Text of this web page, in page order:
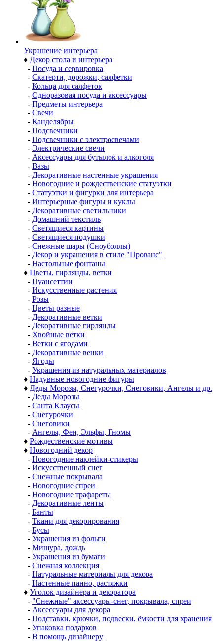
Украшение интерьера
♦ Декор стола и интерьера
- Посуда и сервировка
- Скатерти, дорожки, салфетки
- Кольца для салфеток
- Одноразовая посуда и аксессуары
- Предметы интерьера
- Свечи
- Канделябры
- Подсвечники
- Подсвечники с электросвечами
- Электрические свечи
- Аксессуары для бутылок и алкоголя
- Вазы
- Декоративные настенные украшения
- Новогодние и рождественские статуэтки
- Статуэтки и фигурки для интерьера
- Интерьерные фигуры и куклы
- Декоративные светильники
- Домашний текстиль
- Светящиеся картины
- Светящиеся подушки
- Снежные шары (Сноуболлы)
- Декор и украшения в стиле "Прованс"
- Настольные фонтаны
♦ Цветы, гирлянды, ветки
- Пуансеттии
- Искусственные растения
- Розы
- Цветы разные
- Декоративные ветки
- Декоративные гирлянды
- Хвойные ветки
- Ветки с ягодами
- Декоративные венки
- Ягоды
- Украшения из натуральных материалов
♦ Надувные новогодние фигуры
♦ Деды Морозы, Снегурочки, Снеговики, Ангелы и др.
- Деды Морозы
- Санта Клаусы
- Снегурочки
- Снеговики
- Ангелы, Феи, Эльфы, Гномы
♦ Рождественские мотивы
♦ Новогодний декор
- Новогодние наклейки-стикеры
- Искусственный снег
- Снежные покрывала
- Новогодние спреи
- Новогодние трафареты
- Декоративные ленты
- Банты
- Ткани для декорирования
- Бусы
- Украшения из фольги
- Мишура, дождь
- Украшения из бумаги
- Снежная коллекция
- Натуральные материалы для декора
- Настенные панно, растяжки
♦ Уголок дизайнера и декоратора
- "Снежные" аксессуары-снег, покрывала, спреи
- Аксессуары для декора
- Подставки, крючки, подвески, ёмкости для хранения
- Упаковка подарков
- В помощь дизайнеру